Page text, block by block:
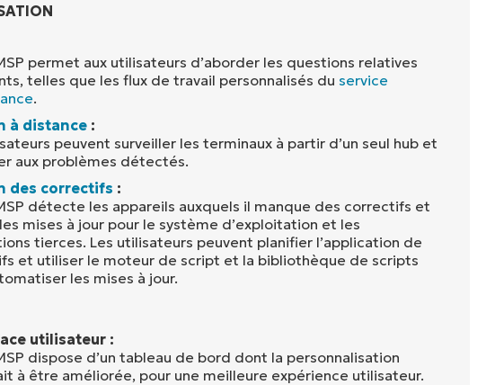
permet aux utilisateurs d’aborder les questions relatives
telles que les flux de travail personnalisés du service
.
à distance :
peuvent surveiller les terminaux à partir d’un seul hub et
aux problèmes détectés.
des correctifs :
détecte les appareils auxquels il manque des correctifs et
mises à jour pour le système d’exploitation et les
tierces. Les utilisateurs peuvent planifier l’application de
et utiliser le moteur de script et la bibliothèque de scripts
les mises à jour.
utilisateur :
dispose d’un tableau de bord dont la personnalisation
à être améliorée, pour une meilleure expérience utilisateur.